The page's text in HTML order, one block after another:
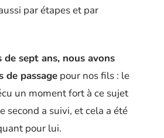
par étapes et par
de sept ans, nous avons
de passage pour nos fils : le
un moment fort à ce sujet
second a suivi, et cela a été
pour lui.